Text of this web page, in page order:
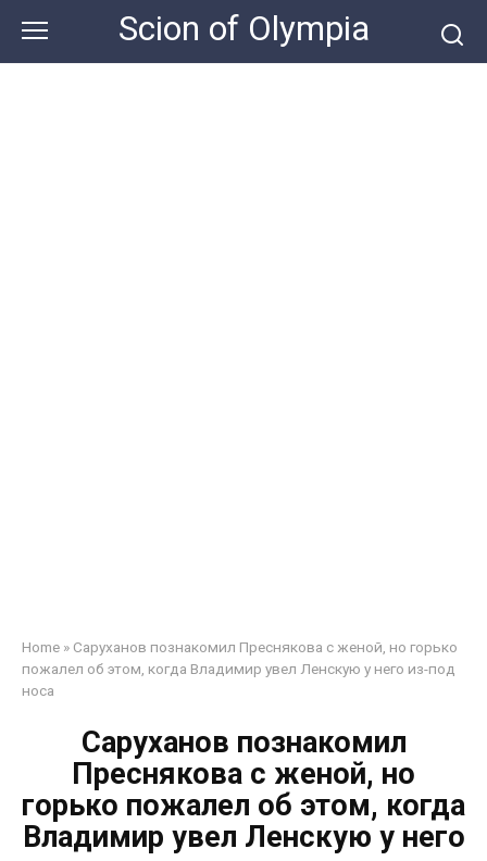
content
Scion of Olympia
Home » Саруханов познакомил Преснякова с женой, но горько
пожалел об этом, когда Владимир увел Ленскую у него из-под
носа
Саруханов познакомил
Преснякова с женой, но
горько пожалел об этом, когда
Владимир увел Ленскую у него